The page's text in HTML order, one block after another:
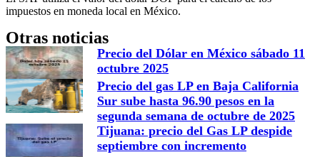
impuestos en moneda local en México.
Otras noticias
Precio del Dólar en México sábado 11
octubre 2025
Precio del gas LP en Baja California
Sur sube hasta 96.90 pesos en la
segunda semana de octubre de 2025
Tijuana: precio del Gas LP despide
septiembre con incremento